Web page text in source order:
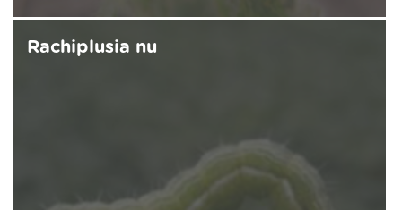
Rachiplusia nu